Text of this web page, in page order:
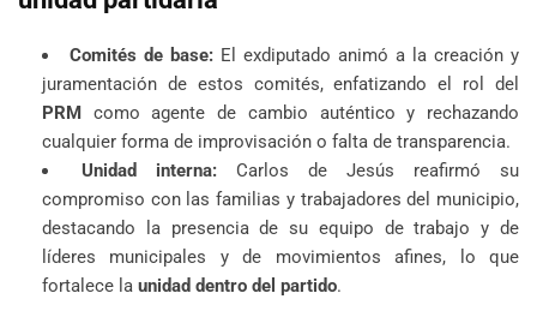
Comités de base: El exdiputado animó a la creación y
juramentación de estos comités, enfatizando el rol del
PRM como agente de cambio auténtico y rechazando
cualquier forma de improvisación o falta de transparencia.
Unidad interna: Carlos de Jesús reafirmó su
compromiso con las familias y trabajadores del municipio,
destacando la presencia de su equipo de trabajo y de
líderes municipales y de movimientos afines, lo que
fortalece la unidad dentro del partido.